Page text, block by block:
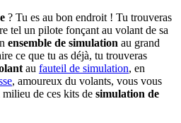
? Tu es au bon endroit ! Tu trouveras
tel un pilote fonçant au volant de sa
ensemble de simulation au grand
ce que tu as déjà, tu trouveras
au fauteil de simulation, en
, amoureux du volants, vous vous
de ces kits de simulation de